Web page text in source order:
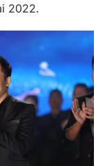
2022.